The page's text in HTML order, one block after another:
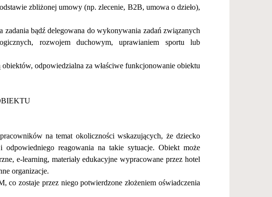
zbliżonej umowy (np. zlecenie, B2B, umowa o dzieło),
zadania bądźdelegowana do wykonywania zadańzwiązanych
rozwojem duchowym, uprawianiem sportu lub
obiektów, odpowiedzialna za właściwe funkcjonowanie obiektu
ów na temat okoliczności wskazujących, że dziecko
odpowiedniego reagowania na takie sytuacje. Obiekt może
e-learning, materiały edukacyjne wypracowane przez hotel
organizacje.
co zostaje przez niego potwierdzone złożeniem oświadczenia